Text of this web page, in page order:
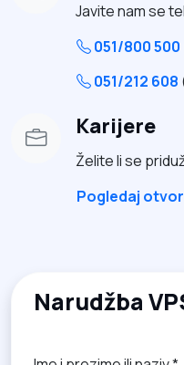
Javite nam se
051/800 500
051/212 608
Karijere
Želite li se
Pogledaj
Narudžba